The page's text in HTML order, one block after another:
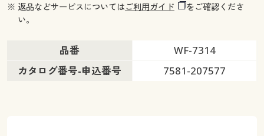
※ 返品などサービスについてはご利用ガイド
をご確認くださ
い。
品番
WF-7314
カタログ番号-申込番号
7581-207577